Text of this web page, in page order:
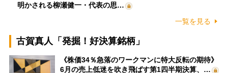
明かされる柳瀬健一・代表の思…
一覧を見る
古賀真人「発掘！好決算銘柄」
《株価34％急落のワークマンに特大反転の期待》
6月の売上低迷を吹き飛ばす第1四半期決算、…